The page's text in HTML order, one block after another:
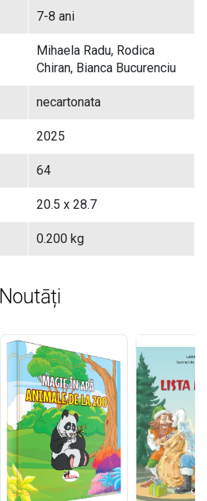
7-8 ani
Mihaela Radu, Rodica
Chiran, Bianca Bucurenciu
necartonata
2025
64
20.5 x 28.7
0.200 kg
Noutāți